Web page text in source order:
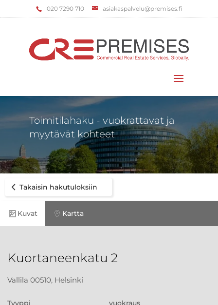
‌020 7290 710 asiakaspalvelu@premises.fi
Toimitilahaku - vuokrattavat ja
myytävät kohteet
Takaisin hakutuloksiin
Kuvat Kartta
Kuortaneenkatu 2
Vallila 00510, Helsinki
Tyyppi vuokraus